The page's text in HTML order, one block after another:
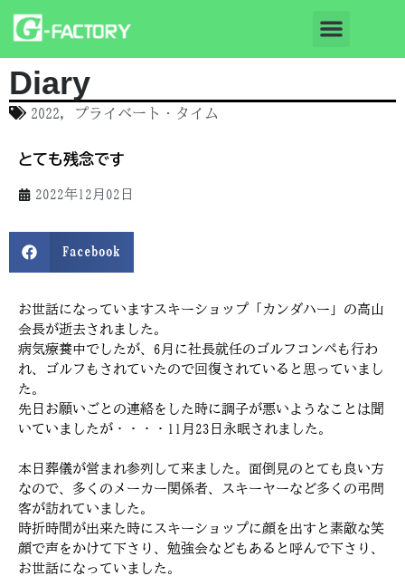
Diary
2022, プライベート・タイム
とても残念です
2022年12月02日
Facebook
お世話になっていますスキーショップ「カンダハー」の高山
会長が逝去されました。
病気療養中でしたが、6月に社長就任のゴルフコンペも行わ
れ、ゴルフもされていたので回復されていると思っていまし
た。
先日お願いごとの連絡をした時に調子が悪いようなことは聞
いていましたが・・・・11月23日永眠されました。
本日葬儀が営まれ参列して来ました。面倒見のとても良い方
なので、多くのメーカー関係者、スキーヤーなど多くの弔問
客が訪れていました。
時折時間が出来た時にスキーショップに顔を出すと素敵な笑
顔で声をかけて下さり、勉強会などもあると呼んで下さり、
お世話になっていました。